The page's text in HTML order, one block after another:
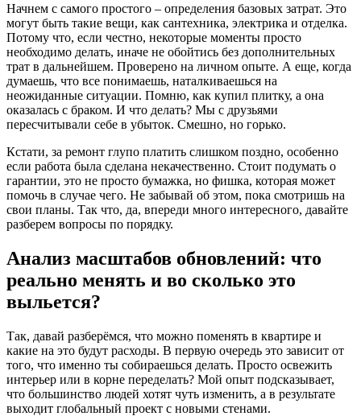
Начнем с самого простого – определения базовых затрат. Это
могут быть такие вещи, как сантехника, электрика и отделка.
Потому что, если честно, некоторые моменты просто
необходимо делать, иначе не обойтись без дополнительных
трат в дальнейшем. Проверено на личном опыте. А еще, когда
думаешь, что все понимаешь, наталкиваешься на
неожиданные ситуации. Помню, как купил плитку, а она
оказалась с браком. И что делать? Мы с друзьями
пересчитывали себе в убыток. Смешно, но горько.
Кстати, за ремонт глупо платить слишком поздно, особенно
если работа была сделана некачественно. Стоит подумать о
гарантии, это не просто бумажка, но фишка, которая может
помочь в случае чего. Не забывай об этом, пока смотришь на
свои планы. Так что, да, впереди много интересного, давайте
разберем вопросы по порядку.
Анализ масштабов обновлений: что
реально менять и во сколько это
выльется?
Так, давай разберёмся, что можно поменять в квартире и
какие на это будут расходы. В первую очередь это зависит от
того, что именно ты собираешься делать. Просто освежить
интерьер или в корне переделать? Мой опыт подсказывает,
что большинство людей хотят чуть изменить, а в результате
выходит глобальный проект с новыми стенами.